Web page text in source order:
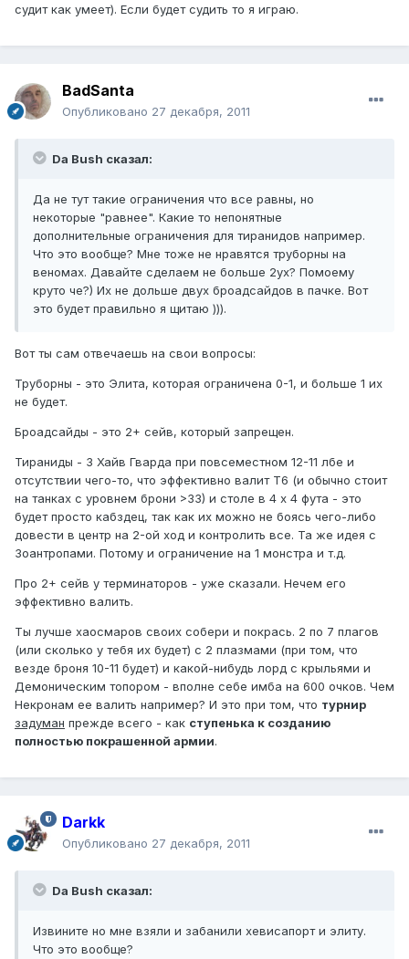
судит как умеет). Если будет судить то я играю.
BadSanta
Опубликовано 27 декабря, 2011
Da Bush сказал:
Да не тут такие ограничения что все равны, но
некоторые "равнее". Какие то непонятные
дополнительные ограничения для тиранидов например.
Что это вообще? Мне тоже не нравятся труборны на
веномах. Давайте сделаем не больше 2ух? Помоему
круто че?) Их не дольше двух броадсайдов в пачке. Вот
это будет правильно я щитаю ))).
Вот ты сам отвечаешь на свои вопросы:
Труборны - это Элита, которая ограничена 0-1, и больше 1 их
не будет.
Броадсайды - это 2+ сейв, который запрещен.
Тираниды - 3 Хайв Гварда при повсеместном 12-11 лбе и
отсутствии чего-то, что эффективно валит Т6 (и обычно стоит
на танках с уровнем брони >33) и столе в 4 х 4 фута - это
будет просто кабздец, так как их можно не боясь чего-либо
довести в центр на 2-ой ход и контролить все. Та же идея с
Зоантропами. Потому и ограничение на 1 монстра и т.д.
Про 2+ сейв у терминаторов - уже сказали. Нечем его
эффективно валить.
Ты лучше хаосмаров своих собери и покрась. 2 по 7 плагов
(или сколько у тебя их будет) с 2 плазмами (при том, что
везде броня 10-11 будет) и какой-нибудь лорд с крыльями и
Демоническим топором - вполне себе имба на 600 очков. Чем
Некронам ее валить например? И это при том, что турнир
задуман прежде всего - как ступенька к созданию
полностью покрашенной армии.
Darkk
Опубликовано 27 декабря, 2011
Da Bush сказал:
Извините но мне взяли и забанили хевисапорт и элиту.
Что это вообще?